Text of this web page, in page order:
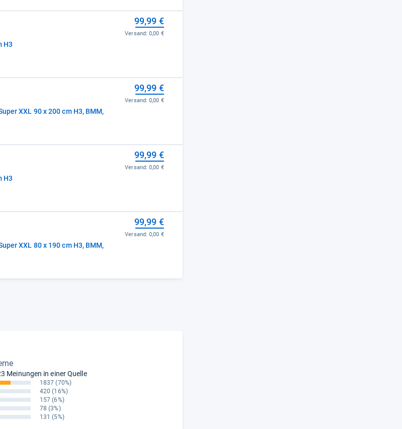
H3
99,99 €
Versand:0,00 €
XXL 90 x 200 cm H3, BMM,
99,99 €
Versand:0,00 €
H3
99,99 €
Versand:0,00 €
XXL 80 x 190 cm H3, BMM,
99,99 €
Versand:0,00 €
Meinungen in einer Quelle
1837 (70%)
420 (16%)
157 (6%)
78 (3%)
131 (5%)